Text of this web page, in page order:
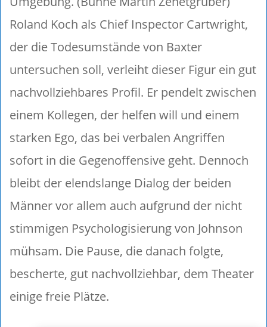
Roland Koch als Chief Inspector Cartwright,
der die Todesumstände von Baxter
untersuchen soll, verleiht dieser Figur ein gut
nachvollziehbares Profil. Er pendelt zwischen
einem Kollegen, der helfen will und einem
starken Ego, das bei verbalen Angriffen
sofort in die Gegenoffensive geht. Dennoch
bleibt der elendslange Dialog der beiden
Männer vor allem auch aufgrund der nicht
stimmigen Psychologisierung von Johnson
mühsam. Die Pause, die danach folgte,
bescherte, gut nachvollziehbar, dem Theater
einige freie Plätze.